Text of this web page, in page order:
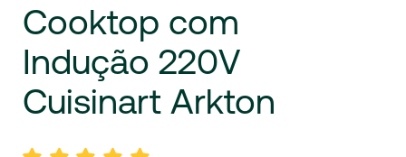
Cooktop com
Indução 220V
Cuisinart Arkton